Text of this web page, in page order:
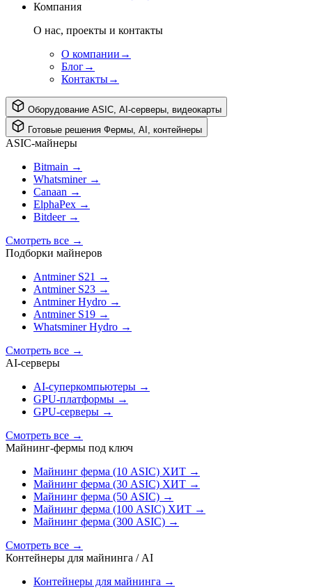
Компания
О нас, проекты и контакты
О компании →
Блог→
Контакты→
Оборудование ASIC, AI-серверы, видеокарты
Готовые решения Фермы, AI, контейнеры
ASIC-майнеры
Bitmain →
Whatsminer →
Canaan →
ElphaPex →
Bitdeer →
Смотреть все →
Подборки майнеров
Antminer S21 →
Antminer S23 →
Antminer Hydro →
Antminer S19 →
Whatsminer Hydro →
Смотреть все →
AI‑серверы
AI‑суперкомпьютеры →
GPU‑платформы →
GPU‑серверы →
Смотреть все →
Майнинг-фермы под ключ
Майнинг ферма (10 ASIC) ХИТ →
Майнинг ферма (30 ASIC) ХИТ →
Майнинг ферма (50 ASIC) →
Майнинг ферма (100 ASIC) ХИТ →
Майнинг ферма (300 ASIC) →
Смотреть все →
Контейнеры для майнинга / AI
Контейнеры для майнинга →